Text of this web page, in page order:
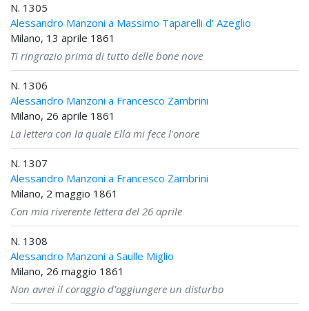
N. 1305
Alessandro Manzoni a Massimo Taparelli d' Azeglio
Milano, 13 aprile 1861
Ti ringrazio prima di tutto delle bone nove
N. 1306
Alessandro Manzoni a Francesco Zambrini
Milano, 26 aprile 1861
La lettera con la quale Ella mi fece l'onore
N. 1307
Alessandro Manzoni a Francesco Zambrini
Milano, 2 maggio 1861
Con mia riverente lettera del 26 aprile
N. 1308
Alessandro Manzoni a Saulle Miglio
Milano, 26 maggio 1861
Non avrei il coraggio d'aggiungere un disturbo